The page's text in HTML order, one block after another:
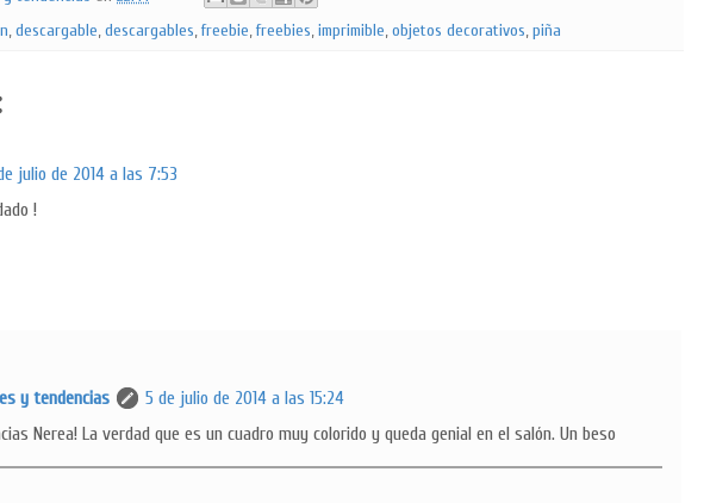
,descargable,descargables,freebie,freebies,imprimible,objetos decorativos,piña
julio de 2014 a las 7:53
!
y tendencias
5 de julio de 2014 a las 15:24
Nerea! La verdad que es un cuadro muy colorido y queda genial en el salón. Un beso